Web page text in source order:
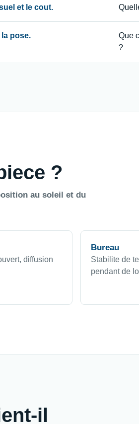
et le cout.
pose.
Que
?
?
au soleil et du
diffusion
Bureau
Stabilite de
pendant de
il